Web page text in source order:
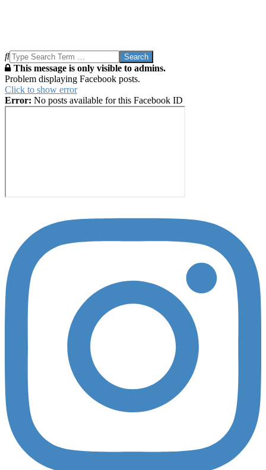
Search
This message is only visible to admins.
Problem displaying Facebook posts.
Click to show error
Error: No posts available for this Facebook ID